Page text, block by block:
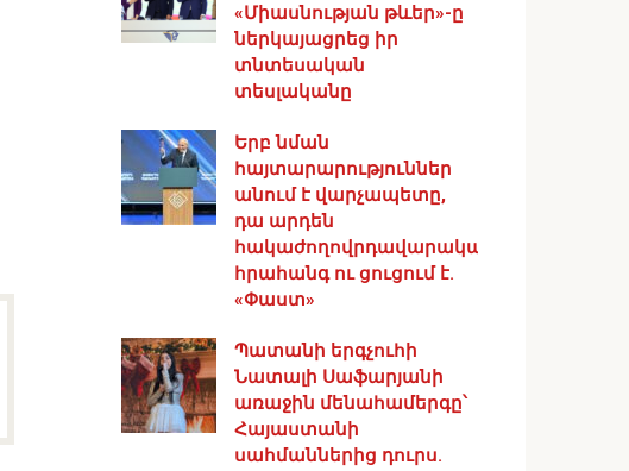
«Միասնության թևեր»-ը
ներկայացրեց իր
տնտեսական
տեսլականը
Երբ նման
հայտարարություններ
անում է վարչապետը,
դա արդեն
հակաժողովրդավարական
հրահանգ ու ցուցում է.
«Փաստ»
Պատանի երգչուհի
Նատալի Սաֆարյանի
առաջին մենահամերգը՝
Հայաստանի
սահմաններից դուրս.